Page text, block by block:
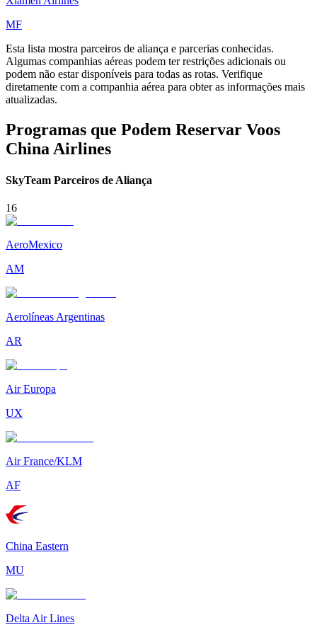
MF
Esta lista mostra parceiros de aliança e parcerias conhecidas.
Algumas companhias aéreas podem ter restrições adicionais ou
podem não estar disponíveis para todas as rotas. Verifique
diretamente com a companhia aérea para obter as informações mais
atualizadas.
Programas que Podem Reservar Voos
China Airlines
SkyTeam Parceiros de Aliança
16
AeroMexico
AM
Aerolíneas Argentinas
AR
Air Europa
UX
Air France/KLM
AF
China Eastern
MU
Delta Air Lines